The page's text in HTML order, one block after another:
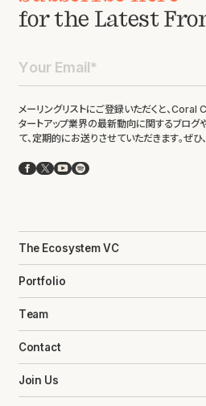
for the Latest
メーリングリストにご登録いただくと、
タートアップ業界の最新動向に関するブログ
て、定期的にお送りさせていただきます。ぜひ
Facebook
X YouTube
Spotify
The Ecosystem VC
Portfolio
Team
Contact
Join Us